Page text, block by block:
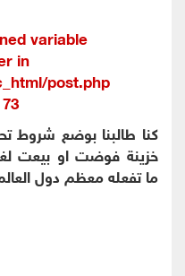
variable
in
post.php
73
كنا طالبنا بوضع شروط
خزينة فوضت او بيعت
ما تفعله معظم دول